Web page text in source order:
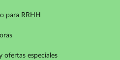
para RRHH
ofertas especiales